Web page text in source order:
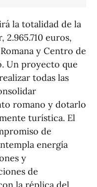
la totalidad de la
euros,
y Centro de
Un proyecto que
todas las
romano y dotarlo
turística. El
de
energía
y
de